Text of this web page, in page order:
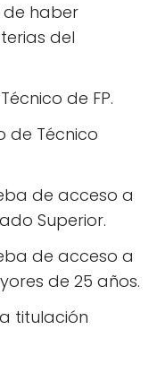
haber
del
de FP.
de Técnico
de acceso a
Superior.
de acceso a
de 25 años.
titulación